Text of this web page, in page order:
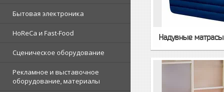
Бытовая электроника
HoReCa и Fast-Food
Сценическое оборудование
Рекламное и выставочное
оборудование, материалы
Надувные матрасы